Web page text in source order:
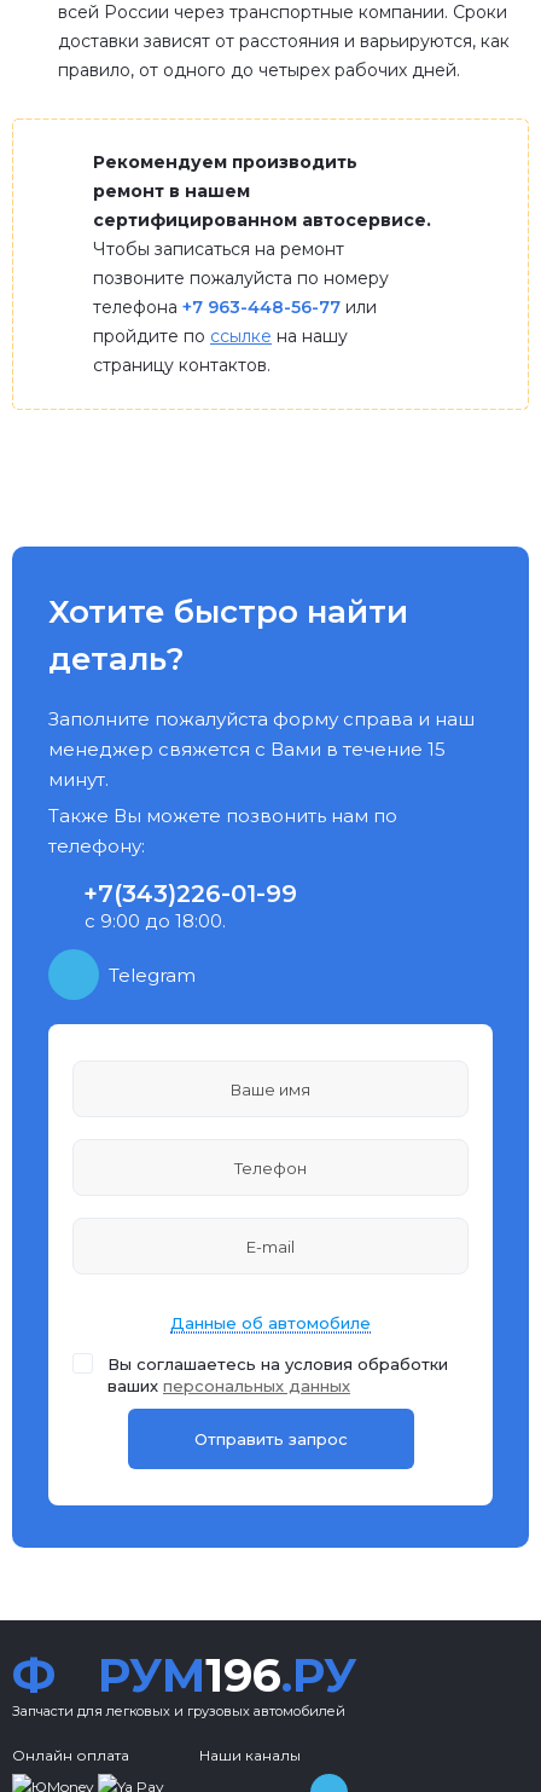
всей России через транспортные компании. Сроки
доставки зависят от расстояния и варьируются, как
правило, от одного до четырех рабочих дней.
Рекомендуем производить
ремонт в нашем
сертифицированном автосервисе.
Чтобы записаться на ремонт
позвоните пожалуйста по номеру
телефона +7 963-448-56-77 или
пройдите по ссылке на нашу
страницу контактов.
Хотите быстро найти
деталь?
Заполните пожалуйста форму справа и наш
менеджер свяжется с Вами в течение 15
минут.
Также Вы можете позвонить нам по
телефону:
+7(343)226-01-99
с 9:00 до 18:00.
Telegram
Данные об автомобиле
Вы соглашаетесь на условия обработки
ваших персональных данных
Ф РУМ196.РУ
Запчасти для легковых и грузовых автомобилей
Онлайн оплата Наши каналы